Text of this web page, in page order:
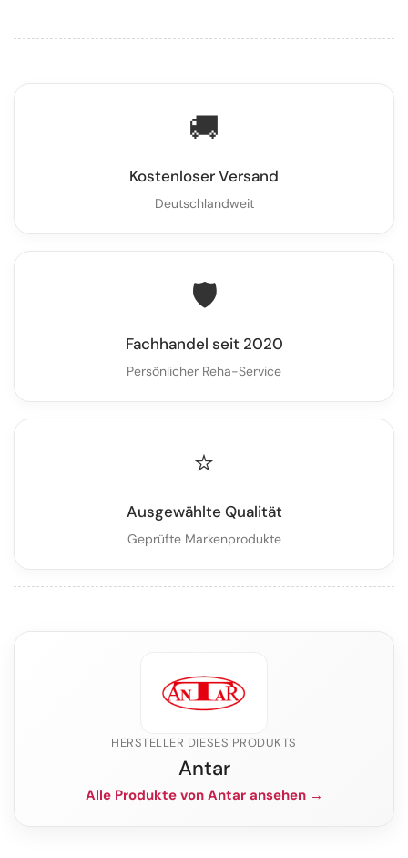
🚚
Kostenloser Versand
Deutschlandweit
🛡️
Fachhandel seit 2020
Persönlicher Reha-Service
⭐
Ausgewählte Qualität
Geprüfte Markenprodukte
HERSTELLER DIESES PRODUKTS
Antar
Alle Produkte von Antar ansehen →